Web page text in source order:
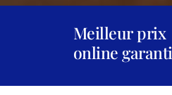
Meilleur prix
online garanti